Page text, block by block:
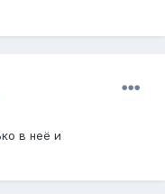
в неё и